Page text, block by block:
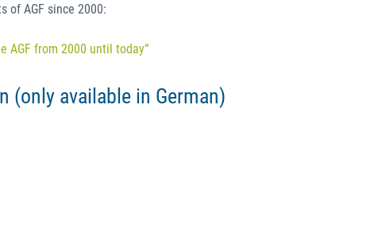
of AGF since 2000:
AGF from 2000 until today”
(only available in German)